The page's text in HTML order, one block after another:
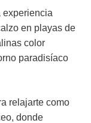
experiencia
en playas de
color
paradisíaco
relajarte como
donde